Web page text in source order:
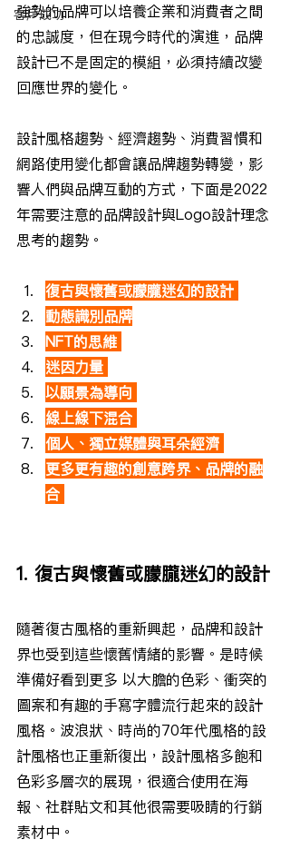
客戶成功
強勢的品牌可以培養企業和消費者之間
的忠誠度，但在現今時代的演進，品牌
設計已不是固定的模組，必須持續改變
回應世界的變化。
設計風格趨勢、經濟趨勢、消費習慣和
網路使用變化都會讓品牌趨勢轉變，影
響人們與品牌互動的方式，下面是2022
年需要注意的品牌設計與Logo設計理念
思考的趨勢。
復古與懷舊或朦朧迷幻的設計
動態識別品牌
NFT的思維
迷因力量
以願景為導向
線上線下混合
個人、獨立媒體與耳朵經濟
更多更有趣的創意跨界、品牌的融
合
1. 復古與懷舊或朦朧迷幻的設計
隨著復古風格的重新興起，品牌和設計
界也受到這些懷舊情緒的影響。是時候
準備好看到更多 以大膽的色彩、衝突的
圖案和有趣的手寫字體流行起來的設計
風格。波浪狀、時尚的70年代風格的設
計風格也正重新復出，設計風格多飽和
色彩多層次的展現，很適合使用在海
報、社群貼文和其他很需要吸睛的行銷
素材中。